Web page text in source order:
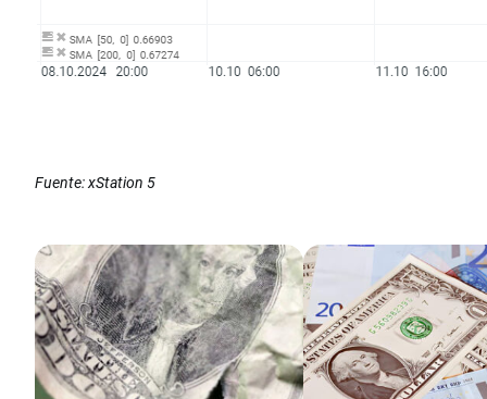
Fuente: xStation 5